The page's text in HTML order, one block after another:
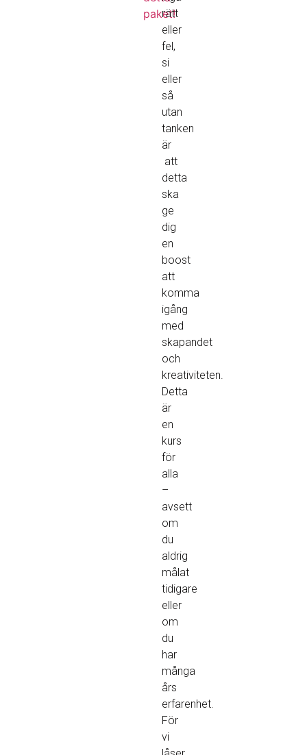
paket!
rätt
eller
fel,
si
eller
så
utan
tanken
är
att
detta
ska
ge
dig
en
boost
att
komma
igång
med
skapandet
och
kreativiteten.
Detta
är
en
kurs
för
alla
–
avsett
om
du
aldrig
målat
tidigare
eller
om
du
har
många
års
erfarenhet.
För
vi